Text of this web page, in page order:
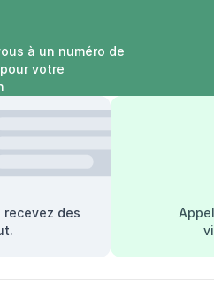
à un numéro de
votre
recevez des